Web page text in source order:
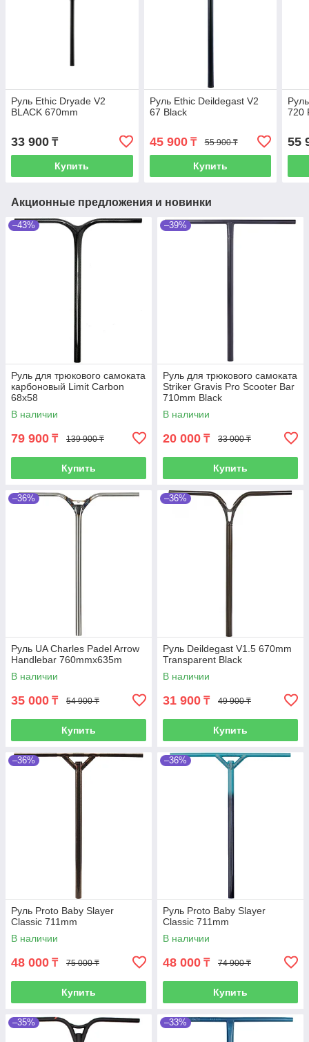
Руль Ethic Dryade V2
BLACK 670mm
33 900 ₸
Купить
Руль Ethic Deildegast V2
67 Black
45 900₸ 55 900 ₸
Купить
720
55
Акционные предложения и новинки
–43%
Руль для трюкового самоката
карбоновый Limit Carbon
68x58
В наличии
79 900 ₸ 139 900 ₸
Купить
–39%
Руль для трюкового самоката
Striker Gravis Pro Scooter Bar
710mm Black
В наличии
20 000 ₸ 33 000 ₸
Купить
–36%
Руль UA Charles Padel Arrow
Handlebar 760mmx635m
В наличии
35 000 ₸ 54 900 ₸
Купить
–36%
Руль Deildegast V1.5 670mm
Transparent Black
В наличии
31 900 ₸ 49 900 ₸
Купить
–36%
Руль Proto Baby Slayer
Classic 711mm
В наличии
48 000 ₸ 75 000 ₸
Купить
–36%
Руль Proto Baby Slayer
Classic 711mm
В наличии
48 000 ₸ 74 900 ₸
Купить
–35% –33%